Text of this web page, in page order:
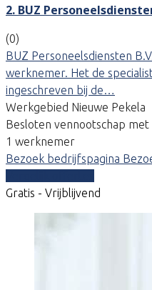
2. BUZ
(0)
BUZ Personeelsdiensten
werknemer. Het de
ingeschreven bij de…
Werkgebied Nieuwe Pekela
Besloten vennootschap
1 werknemer
Bezoek bedrijfspagina
Gratis - Vrijblijvend